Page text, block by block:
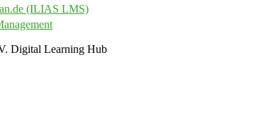
(ILIAS LMS)
Digital Learning Hub